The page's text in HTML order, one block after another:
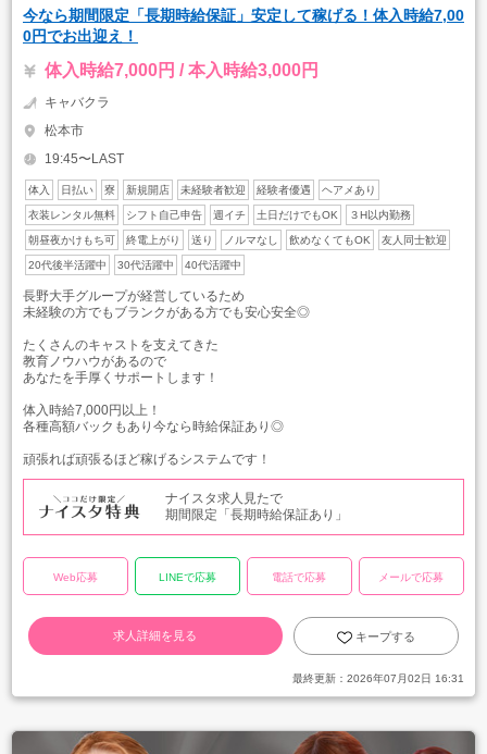
今なら期間限定「長期時給保証」安定して稼げる！体入時給7,00
0円でお出迎え！
体入時給7,000円 / 本入時給3,000円
キャバクラ
松本市
19:45〜LAST
体入 日払い 寮 新規開店 未経験者歓迎 経験者優遇 ヘアメあり
衣装レンタル無料 シフト自己申告 週イチ 土日だけでもOK ３H以内勤務
朝昼夜かけもち可 終電上がり 送り ノルマなし 飲めなくてもOK 友人同士歓迎
20代後半活躍中 30代活躍中 40代活躍中
長野大手グループが経営しているため
未経験の方でもブランクがある方でも安心安全◎
たくさんのキャストを支えてきた
教育ノウハウがあるので
あなたを手厚くサポートします！
体入時給7,000円以上！
各種高額バックもあり今なら時給保証あり◎
頑張れば頑張るほど稼げるシステムです！
ナイスタ求人見たで
期間限定「長期時給保証あり」
Web応募 LINEで応募 電話で応募 メールで応募
求人詳細を見る キープする
最終更新： 2026年07月02日 16:31